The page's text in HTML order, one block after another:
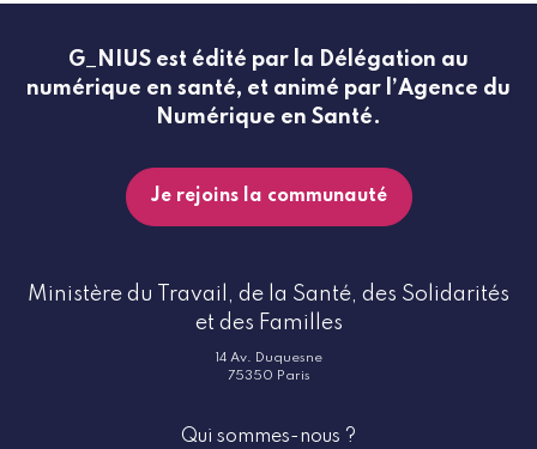
G_NIUS est édité par la Délégation au
numérique en santé, et animé par l’Agence du
Numérique en Santé.
Je rejoins la communauté
Ministère du Travail, de la Santé, des Solidarités
et des Familles
14 Av. Duquesne
75350 Paris
Qui sommes-nous ?